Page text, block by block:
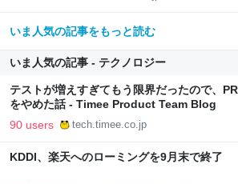
いま人気の記事をもっと読む
いま人気の記事 - テクノロジー
テストが増えすぎてもう限界だったので、
をやめた話 - Timee Product Team Blog
90 users tech.timee.co.jp
KDDI、楽天へのローミングを9月末で終了